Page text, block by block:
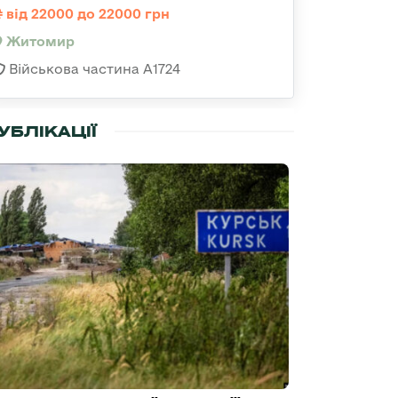
від 22000 до 22000 грн
Житомир
Військова частина А1724